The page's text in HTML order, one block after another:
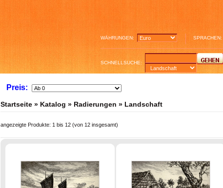
WÄHRUNGEN: SPRACHEN:
SCHNELLSUCHE:
Preis:
Startseite » Katalog » Radierungen » Landschaft
angezeigte Produkte: 1 bis 12 (von 12 insgesamt)